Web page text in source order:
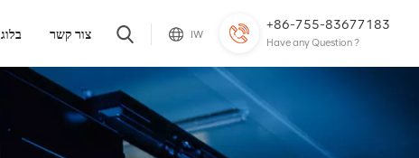
+86-755-83677183
Have any Question ?
IW בלוג צור קשר